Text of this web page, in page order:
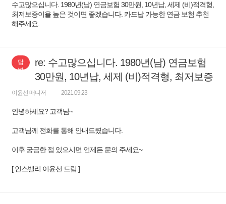
수고많으십니다. 1980년(남) 연금보험 30만원, 10년납, 세제 (비)적격형,
최저보증이율 높은 것이면 좋겠습니다. 카드납 가능한 연금 보험 추천
해주세요.
답
변
re: 수고많으십니다. 1980년(남) 연금보험
30만원, 10년납, 세제 (비)적격형, 최저보증
이윤선 매니저 2021.09.23
안녕하세요? 고객님~
고객님께 전화를 통해 안내드렸습니다.
이후 궁금한 점 있으시면 언제든 문의 주세요~
[ 인스밸리 이윤선 드림 ]